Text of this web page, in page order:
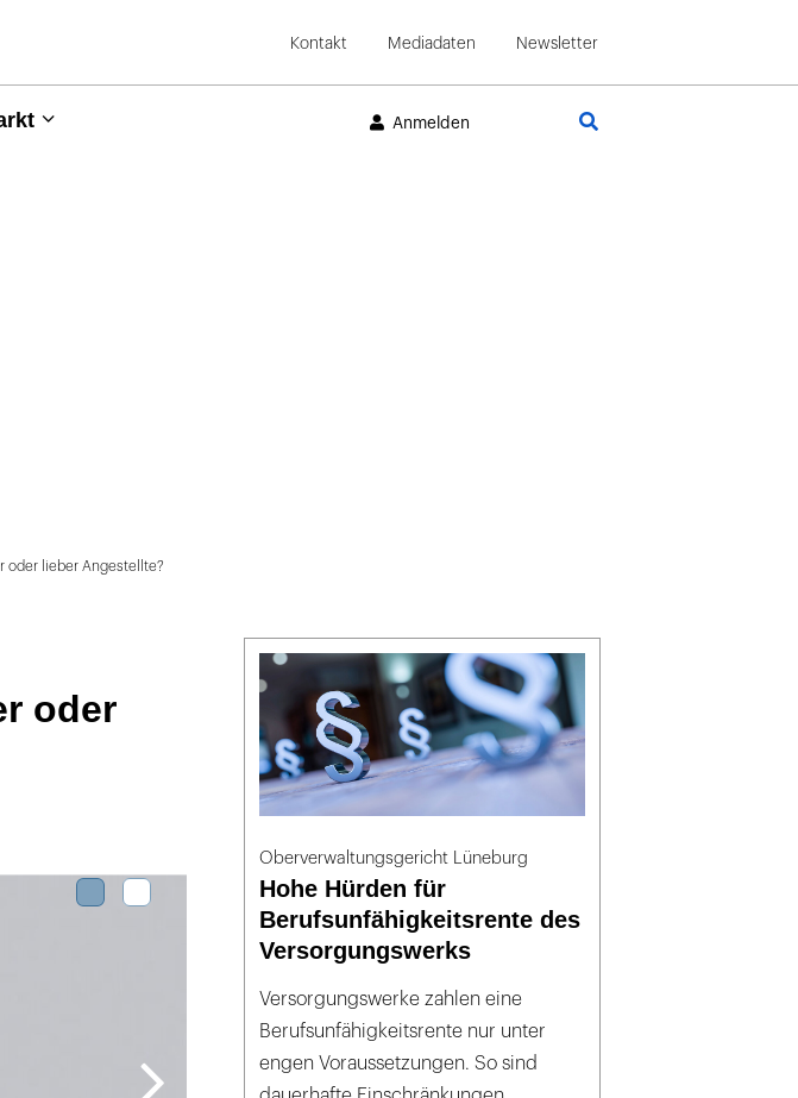
Kontakt Mediadaten Newsletter
Anmelden
oder lieber Angestellte?
oder
Oberverwaltungsgericht Lüneburg
Hohe Hürden für
Berufsunfähigkeitsrente des
Versorgungswerks
Versorgungswerke zahlen eine
Berufsunfähigkeitsrente nur unter
engen Voraussetzungen. So sind